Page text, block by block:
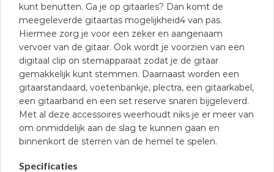
kunt benutten. Ga je op gitaarles? Dan komt de
meegeleverde gitaartas mogelijkheid4 van pas.
Hiermee zorg je voor een zeker en aangenaam
vervoer van de gitaar. Ook wordt je voorzien van een
digitaal clip on stemapparaat zodat je de gitaar
gemakkelijk kunt stemmen. Daarnaast worden een
gitaarstandaard, voetenbankje, plectra, een gitaarkabel,
een gitaarband en een set reserve snaren bijgeleverd.
Met al deze accessoires weerhoudt niks je er meer van
om onmiddelijk aan de slag te kunnen gaan en
binnenkort de sterren van de hemel te spelen.
Specificaties